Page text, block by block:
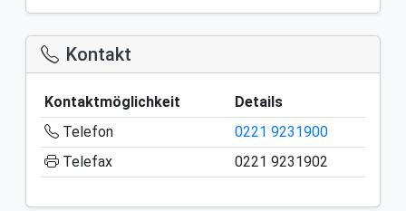
Kontakt
Kontaktmöglichkeit
Details
Telefon
0221 9231900
Telefax
0221 9231902